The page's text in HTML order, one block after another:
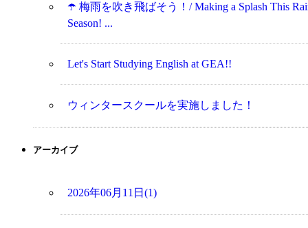
☂️ 梅雨を吹き飛ばそう！/ Making a Splash This
Season! ...
Let's Start Studying English at GEA!!
ウィンタースクールを実施しました！
アーカイブ
2026年06月11日(1)